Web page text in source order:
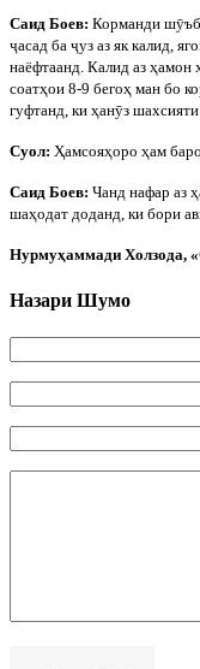
Саид Боев: Корманди шӯ
ҷасад ба ҷуз аз як калид,
наёфтаанд. Калид аз ҳамон
соатҳои 8-9 бегоҳ ман бо
гуфтанд, ки ҳанӯз шахсияти
Суол: Ҳамсояҳоро ҳам
Саид Боев: Чанд нафар аз
шаҳодат доданд, ки бори
Нурмуҳаммади Холзода,
Назари Шумо